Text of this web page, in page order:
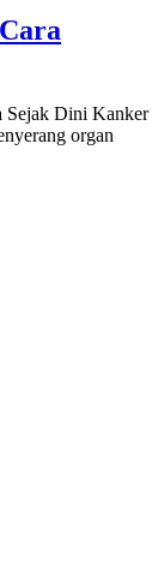
Sejak Dini Kanker
organ